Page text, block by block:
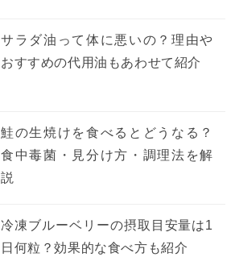
サラダ油って体に悪いの？理由や
おすすめの代用油もあわせて紹介
鮭の生焼けを食べるとどうなる？
食中毒菌・見分け方・調理法を解
説
冷凍ブルーベリーの摂取目安量は1
日何粒？効果的な食べ方も紹介